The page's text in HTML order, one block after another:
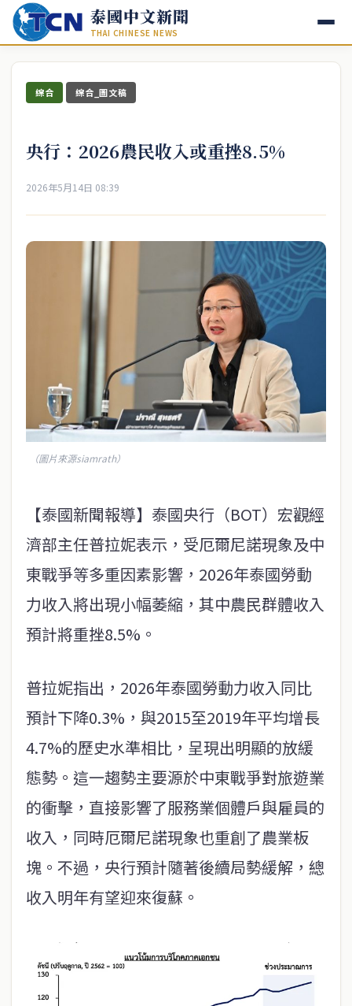
泰國中文新聞
THAI CHINESE NEWS
綜合 綜合_圖文稿
央行：2026農民收入或重挫8.5%
2026年5月14日 08:39
（圖片來源siamrath）
【泰國新聞報導】泰國央行（BOT）宏觀經
濟部主任普拉妮表示，受厄爾尼諾現象及中
東戰爭等多重因素影響，2026年泰國勞動
力收入將出現小幅萎縮，其中農民群體收入
預計將重挫8.5%。
普拉妮指出，2026年泰國勞動力收入同比
預計下降0.3%，與2015至2019年平均增長
4.7%的歷史水準相比，呈現出明顯的放緩
態勢。這一趨勢主要源於中東戰爭對旅遊業
的衝擊，直接影響了服務業個體戶與雇員的
收入，同時厄爾尼諾現象也重創了農業板
塊。不過，央行預計隨著後續局勢緩解，總
收入明年有望迎來復蘇。